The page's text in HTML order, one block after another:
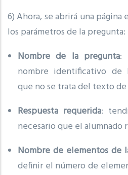
6) Ahora, se abrirá una
los parámetros de la pregunta:
Nombre de la pregunta:
nombre identificativo de
que no se trata del texto
Respuesta requerida:
necesario que el alumnado
Nombre de elementos de
definir el número de